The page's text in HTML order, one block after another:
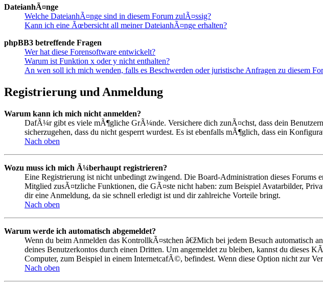
DateianhÃ¤nge
Welche DateianhÃ¤nge sind in diesem Forum zulÃ¤ssig?
Kann ich eine Ãœbersicht all meiner DateianhÃ¤nge erhalten?
phpBB3 betreffende Fragen
Wer hat diese Forensoftware entwickelt?
Warum ist Funktion x oder y nicht enthalten?
An wen soll ich mich wenden, falls es Beschwerden oder juristische Anfragen zu diesem
Registrierung und Anmeldung
Warum kann ich mich nicht anmelden?
DafÃ¼r gibt es viele mÃ¶gliche GrÃ¼nde. Versichere dich zunÃ¤chst, dass dein
sicherzugehen, dass du nicht gesperrt wurdest. Es ist ebenfalls mÃ¶glich, dass ein
Nach oben
Wozu muss ich mich Ã¼berhaupt registrieren?
Eine Registrierung ist nicht unbedingt zwingend. Die Board-Administration dieses Forums
Mitglied zusÃ¤tzliche Funktionen, die GÃ¤ste nicht haben: zum Beispiel Avatarbilder,
dir eine Anmeldung, da sie schnell erledigt ist und dir zahlreiche Vorteile bringt.
Nach oben
Warum werde ich automatisch abgemeldet?
Wenn du beim Anmelden das KontrollkÃ¤stchen â€žMich bei jedem Besuch
deines Benutzerkontos durch einen Dritten. Um angemeldet zu bleiben, kannst du dieses
Computer, zum Beispiel in einem InternetcafÃ©, befindest. Wenn diese Option nicht zur
Nach oben